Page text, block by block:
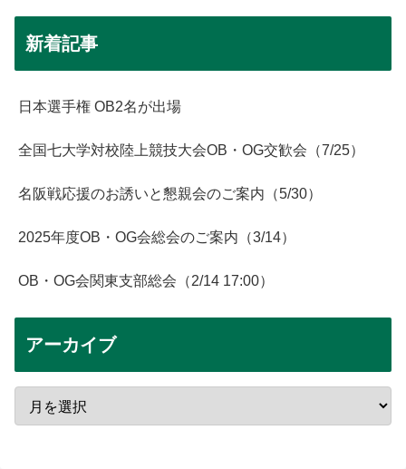
新着記事
日本選手権 OB2名が出場
全国七大学対校陸上競技大会OB・OG交歓会（7/25）
名阪戦応援のお誘いと懇親会のご案内（5/30）
2025年度OB・OG会総会のご案内（3/14）
OB・OG会関東支部総会（2/14 17:00）
アーカイブ